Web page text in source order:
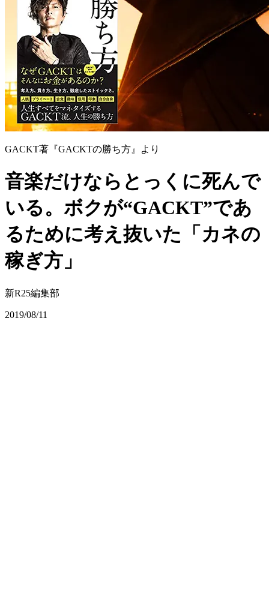
GACKT著『GACKTの勝ち方』より
音楽だけならとっくに死んで
いる。ボクが“GACKT”であ
るために考え抜いた「カネの
稼ぎ方」
新R25編集部
2019/08/11